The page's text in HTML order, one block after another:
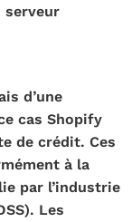
serveur
d’une
cas Shopify
de crédit. Ces
à la
par l’industrie
Les